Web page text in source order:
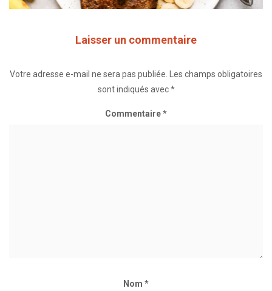
Laisser un commentaire
Votre adresse e-mail ne sera pas publiée. Les champs obligatoires
sont indiqués avec*
Commentaire*
Nom *